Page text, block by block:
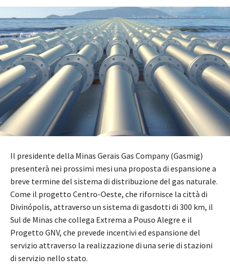
Il presidente della Minas Gerais Gas Company (Gasmig)
presenterà nei prossimi mesi una proposta di espansione a
breve termine del sistema di distribuzione del gas naturale.
Come il progetto Centro-Oeste, che rifornisce la città di
Divinópolis, attraverso un sistema di gasdotti di 300 km, il
Sul de Minas che collega Extrema a Pouso Alegre e il
Progetto GNV, che prevede incentivi ed espansione del
servizio attraverso la realizzazione di una serie di stazioni
di servizio nello stato.